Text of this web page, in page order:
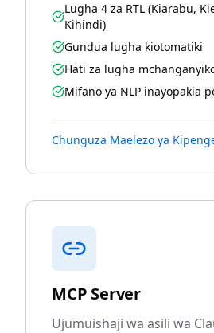
Lugha 4 za RTL (Kiarabu,
Kihindi)
Gundua lugha kiotomatiki
Hati za lugha
Mifano ya NLP inayopakia
Chunguza Maelezo ya
MCP Server
Ujumuishaji wa asili wa